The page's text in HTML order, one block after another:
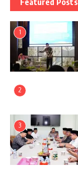
Featured Posts
1
2
3